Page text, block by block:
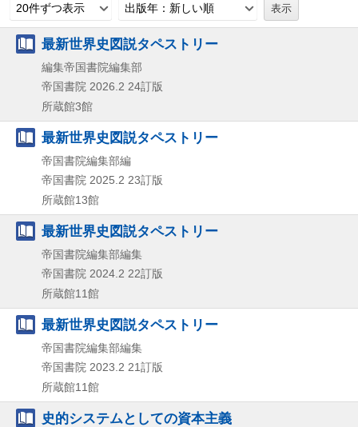
20件ずつ表示 出版年：新しい順
最新世界史図説タペストリー
編集帝国書院編集部
帝国書院 2026.2 24訂版
所蔵館3館
最新世界史図説タペストリー
帝国書院編集部編
帝国書院 2025.2 23訂版
所蔵館13館
最新世界史図説タペストリー
帝国書院編集部編集
帝国書院 2024.2 22訂版
所蔵館11館
最新世界史図説タペストリー
帝国書院編集部編集
帝国書院 2023.2 21訂版
所蔵館11館
史的システムとしての資本主義